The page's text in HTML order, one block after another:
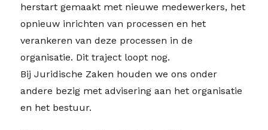
herstart gemaakt met nieuwe medewerkers, het
opnieuw inrichten van processen en het
verankeren van deze processen in de
organisatie. Dit traject loopt nog.
Bij Juridische Zaken houden we ons onder
andere bezig met advisering aan het organisatie
en het bestuur.